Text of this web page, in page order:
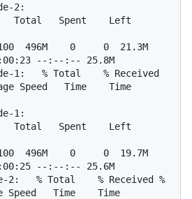
2:
Total   Spent    Left
496M    0     0  21.3M
--:--:-- 25.8M
1:   % Total    % Received
Speed   Time    Time
1:
Total   Spent    Left
496M    0     0  19.7M
--:--:-- 25.6M
2:   % Total    % Received %
Speed   Time    Time